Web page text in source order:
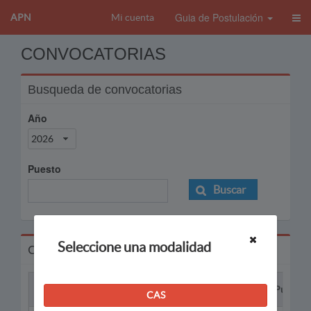
APN Mi cuenta Guia de Postulación
CONVOCATORIAS
Busqueda de convocatorias
Año
2026
Puesto
Buscar
Convocatorias
Puesto
Seleccione una modalidad
CAS